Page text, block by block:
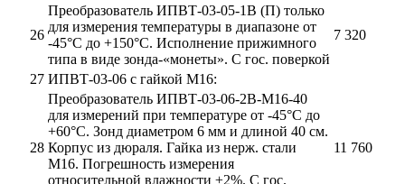
26
Преобразователь ИПВТ-03-05-1В (П) только
для измерения температуры в диапазоне от
-45°С до +150°С. Исполнение прижимного
типа в виде зонда-«монеты». С гос. поверкой
7 320
27 ИПВТ-03-06 с гайкой М16:
28
Преобразователь ИПВТ-03-06-2В-М16-40
для измерений при температуре от -45°С до
+60°С. Зонд диаметром 6 мм и длиной 40 см.
Корпус из дюраля. Гайка из нерж. стали
М16. Погрешность измерения
относительной влажности ±2%. С гос.
11 760